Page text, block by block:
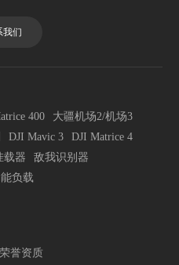
我们
400
大疆机场2/机场3
DJI Mavic 3
DJI Matrice 4
载器
敌我识别器
负载
荣誉资质